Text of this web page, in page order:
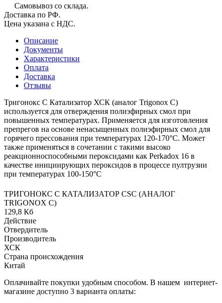
Самовывоз со склада.
Доставка по РФ.
Цена указана с НДС.
Описание
Документы
Характеристики
Оплата
Доставка
Отзывы
Тригонокс С Катализатор ХСК (аналог Trigonox C)
используется для отверждения полиэфирных смол при
повышенных температурах. Применяется для изготовления
препрегов на основе ненасыщенных полиэфирных смол для
горячего прессования при температурах 120-170°C. Может
также применяться в сочетании с такими высоко
реакционноспособными пероксидами как Perkadox 16 в
качестве инициирующих пероксидов в процессе пултрузии
при температурах 100-150°C
ТРИГОНОКС С КАТАЛИЗАТОР CSC (АНАЛОГ
TRIGONOX C)
129,8 Кб
Действие
Отвердитель
Производитель
ХСК
Страна происхождения
Китай
Оплачивайте покупки удобным способом. В нашем интернет-
магазине доступно 3 варианта оплаты: